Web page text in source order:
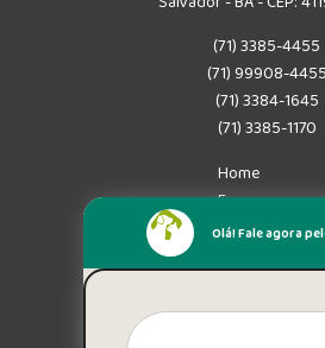
(71) 3385-4455
(71) 99908-4455
(71) 3384-1645
(71) 3385-1170
Home
Empresa
Missão
Mapa do site
Olá! Fale agora